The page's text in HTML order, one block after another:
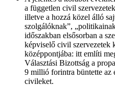
a független civil
illetve a hozzá közel álló
szolgálóknak”,
időszakban elsősorban a
képviselő civil szervezetek
középpontjába: itt említi
Választási Bizottság a
9 millió forintra büntette az
civileket.